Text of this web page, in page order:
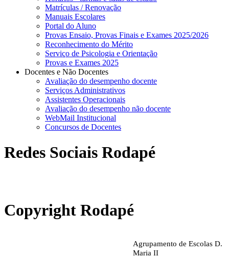
Matrículas / Renovação
Manuais Escolares
Portal do Aluno
Provas Ensaio, Provas Finais e Exames 2025/2026
Reconhecimento do Mérito
Serviço de Psicologia e Orientação
Provas e Exames 2025
Docentes e Não Docentes
Avaliação do desempenho docente
Serviços Administrativos
Assistentes Operacionais
Avaliação do desempenho não docente
WebMail Institucional
Concursos de Docentes
Redes Sociais Rodapé
Copyright Rodapé
Agrupamento de Escolas D.
Maria II